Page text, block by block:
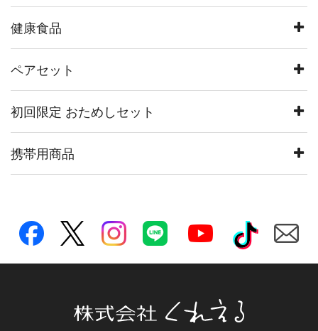
健康食品
ペアセット
初回限定 おためしセット
携帯用商品